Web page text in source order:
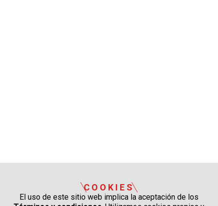
COOKIES
El uso de este sitio web implica la aceptación de los